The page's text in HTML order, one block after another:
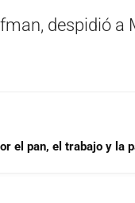
despidió a
el pan, el trabajo y la